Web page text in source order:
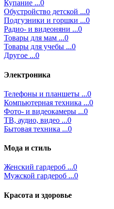
Купание ...0
Обустройство детской ...0
Подгузники и горшки ...0
Радио- и видеоняни ...0
Товары для мам ...0
Товары для учебы ...0
Другое ...0
Электроника
Телефоны и планшеты ...0
Компьютерная техника ...0
Фото- и видеокамеры ...0
ТВ, аудио, видео ...0
Бытовая техника ...0
Мода и стиль
Женский гардероб ...0
Мужской гардероб ...0
Красота и здоровье